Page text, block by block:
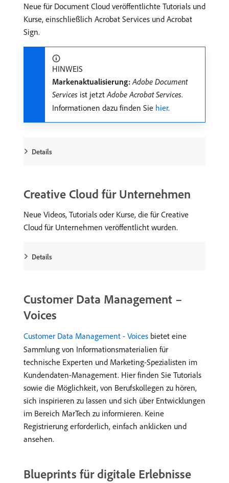
Neue für Document Cloud veröffentlichte Tutorials und
Kurse, einschließlich Acrobat Services und Acrobat
Sign.
HINWEIS
Markenaktualisierung: Adobe Document
Services ist jetzt Adobe Acrobat Services.
Informationen dazu finden Sie hier.
Details
Creative Cloud für Unternehmen
Neue Videos, Tutorials oder Kurse, die für Creative
Cloud für Unternehmen veröffentlicht wurden.
Details
Customer Data Management –
Voices
Customer Data Management - Voices bietet eine
Sammlung von Informationsmaterialien für
technische Experten und Marketing-Spezialisten im
Kundendaten-Management. Hier finden Sie Tutorials
sowie die Möglichkeit, von Berufskollegen zu hören,
sich inspirieren zu lassen und sich über Entwicklungen
im Bereich MarTech zu informieren. Keine
Registrierung erforderlich, einfach anklicken und
ansehen.
Blueprints für digitale Erlebnisse